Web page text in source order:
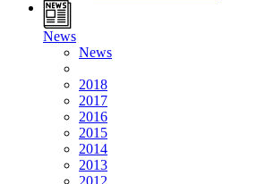
News
News
2018
2017
2016
2015
2014
2013
2012